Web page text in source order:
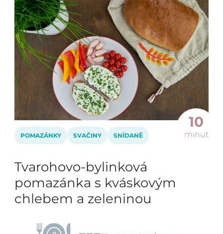
10
minut
POMAZÁNKY SVAČINY SNÍDANĚ
Tvarohovo-bylinková
pomazánka s kváskovým
chlebem a zeleninou